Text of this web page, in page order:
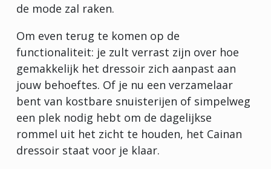
de mode zal raken.
Om even terug te komen op de
functionaliteit: je zult verrast zijn over hoe
gemakkelijk het dressoir zich aanpast aan
jouw behoeftes. Of je nu een verzamelaar
bent van kostbare snuisterijen of simpelweg
een plek nodig hebt om de dagelijkse
rommel uit het zicht te houden, het Cainan
dressoir staat voor je klaar.